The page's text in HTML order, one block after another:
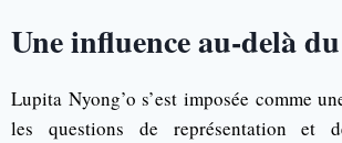
Une influence au-delà
Lupita Nyong’o s’est imposée comme
les questions de représentation et